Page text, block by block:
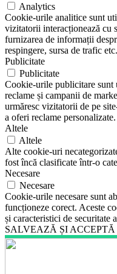
Analytics
Cookie-urile analitice sunt
vizitatorii interacționează cu
furnizarea de informații
respingere, sursa de trafic etc.
Publicitate
Publicitate
Cookie-urile publicitare
reclame și campanii de
urmăresc vizitatorii de pe
a oferi reclame personalizate.
Altele
Altele
Alte cookie-uri
fost încă clasificate într-o
Necesare
Necesare
Cookie-urile necesare sunt
funcționeze corect. Aceste
și caracteristici de securitate
SALVEAZĂ ȘI ACCEPTĂ